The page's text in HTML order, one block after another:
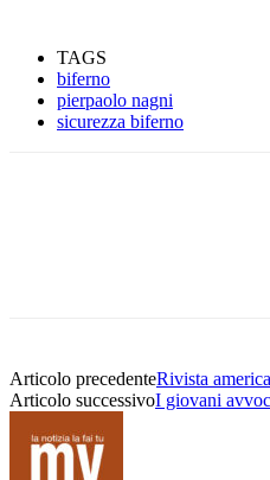
TAGS
biferno
pierpaolo nagni
sicurezza biferno
Articolo precedenteRivista
Articolo successivoI giovani